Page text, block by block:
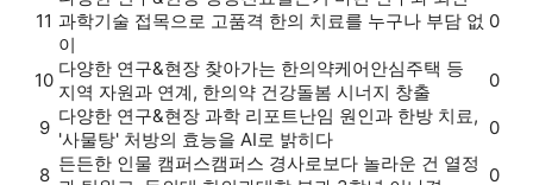
11 과학기술 접목으로 고품격 한의 치료를 누구나 부담 없
이
0
10
다양한 연구&현장 찾아가는 한의약케어안심주택 등
지역 자원과 연계, 한의약 건강돌봄 시너지 창출
0
9
다양한 연구&현장 과학 리포트난임 원인과 한방 치료,
'사물탕' 처방의 효능을 AI로 밝히다
0
8
든든한 인물 캠퍼스캠퍼스 경사로보다 놀라운 건 열정
0